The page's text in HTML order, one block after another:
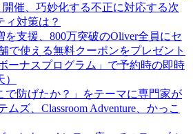
開催、巧妙化する不正に対応する次
ィ対策は？
を支援、800万突破のOliver全員にセ
で使える無料クーポンをプレゼント
ーナスプログラム」で予約時の即時
で防げたか？」をテーマに専門家が
ズ、Classroom Adventure、かっこ